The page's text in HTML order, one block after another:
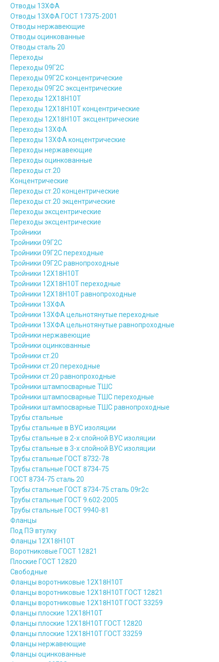
Отводы 13ХФА
Отводы 13ХФА ГОСТ 17375-2001
Отводы нержавеющие
Отводы оцинкованные
Отводы сталь 20
Переходы
Переходы 09Г2С
Переходы 09Г2С концентрические
Переходы 09Г2С эксцентрические
Переходы 12Х18Н10Т
Переходы 12Х18Н10Т концентрические
Переходы 12Х18Н10Т эксцентрические
Переходы 13ХФА
Переходы 13ХФА концентрические
Переходы нержавеющие
Переходы оцинкованные
Переходы ст.20
Концентрические
Переходы ст.20 концентрические
Переходы ст.20 экцентрические
Переходы эксцентрические
Переходы эксцентрические
Тройники
Тройники 09Г2С
Тройники 09Г2С переходные
Тройники 09Г2С равнопроходные
Тройники 12Х18Н10Т
Тройники 12Х18Н10Т переходные
Тройники 12Х18Н10Т равнопроходные
Тройники 13ХФА
Тройники 13ХФА цельнотянутые переходные
Тройники 13ХФА цельнотянутые равнопроходные
Тройники нержавеющие
Тройники оцинкованные
Тройники ст.20
Тройники ст.20 переходные
Тройники ст.20 равнопроходные
Тройники штампосварные ТШС
Тройники штампосварные ТШС переходные
Тройники штампосварные ТШС равнопроходные
Трубы стальные
Трубы стальные в ВУС изоляции
Трубы стальные в 2-х слойной ВУС изоляции
Трубы стальные в 3-х слойной ВУС изоляции
Трубы стальные ГОСТ 8732-78
Трубы стальные ГОСТ 8734-75
ГОСТ 8734-75 сталь 20
Трубы стальные ГОСТ 8734-75 сталь 09г2с
Трубы стальные ГОСТ 9.602-2005
Трубы стальные ГОСТ 9940-81
Фланцы
Под ПЭ втулку
Фланцы 12Х18Н10Т
Воротниковые ГОСТ 12821
Плоские ГОСТ 12820
Свободные
Фланцы воротниковые 12Х18Н10Т
Фланцы воротниковые 12Х18Н10Т ГОСТ 12821
Фланцы воротниковые 12Х18Н10Т ГОСТ 33259
Фланцы плоские 12Х18Н10Т
Фланцы плоские 12Х18Н10Т ГОСТ 12820
Фланцы плоские 12Х18Н10Т ГОСТ 33259
Фланцы нержавеющие
Фланцы оцинкованные